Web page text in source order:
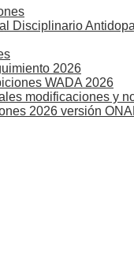
Disciplinario
2026
WADA 2026
modificaciones y
2026 versión